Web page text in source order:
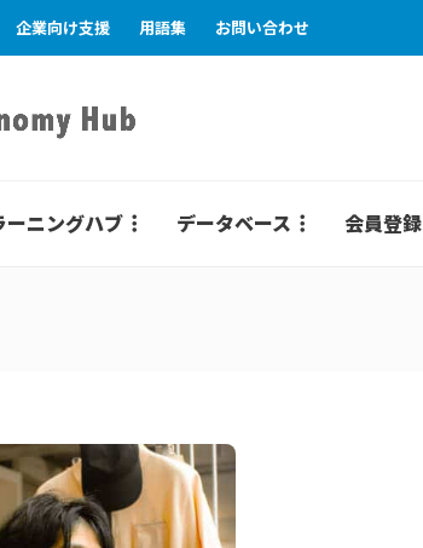
企業向け支援 用語集 お問い合わせ
ーニングハブ データベース 会員登録